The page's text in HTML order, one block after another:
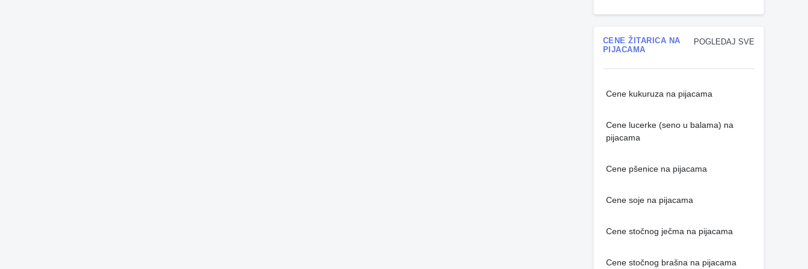
POGLEDAJ SVE
CENE ŽITARICA NA
PIJACAMA
Cene kukuruza na pijacama
Cene lucerke (seno u balama) na
pijacama
Cene pšenice na pijacama
Cene soje na pijacama
Cene stočnog ječma na pijacama
Cene stočnog brašna na pijacama